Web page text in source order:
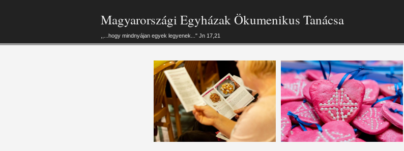
Magyarországi Egyházak Ökumenikus Tanácsa
,,...hogy mindnyájan egyek legyenek..." Jn 17,21